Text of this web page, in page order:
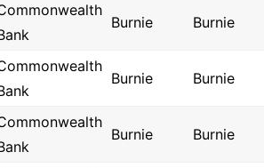
Burnie Burnie
Burnie Burnie
Burnie Burnie